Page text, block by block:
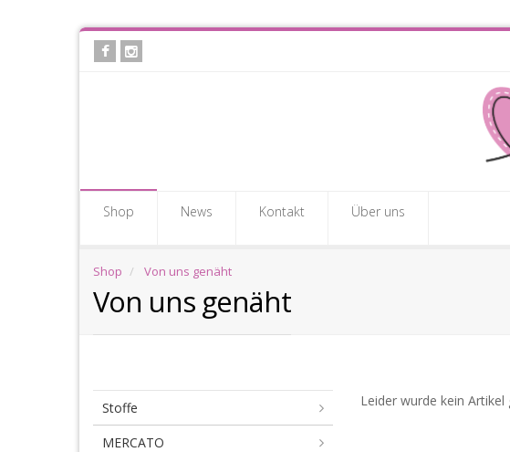
Skip
Shop News Kontakt Über uns
Shop Von uns genäht
Von uns genäht
Stoffe
MERCATO
Von
Leider wurde kein